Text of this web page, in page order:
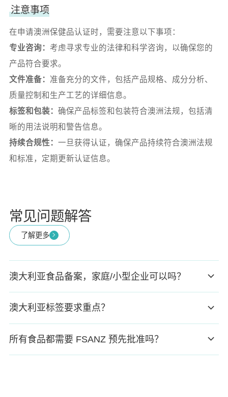
注意事项
在申请澳洲保健品认证时，需要注意以下事项：
专业咨询： 考虑寻求专业的法律和科学咨询，以确保您的
产品符合要求。
文件准备： 准备充分的文件，包括产品规格、成分分析、
质量控制和生产工艺的详细信息。
标签和包装： 确保产品标签和包装符合澳洲法规，包括清
晰的用法说明和警告信息。
持续合规性： 一旦获得认证，确保产品持续符合澳洲法规
和标准，定期更新认证信息。
常见问题解答
了解更多
澳大利亚食品备案，家庭/小型企业可以吗？
澳大利亚标签要求重点？
所有食品都需要 FSANZ 预先批准吗？